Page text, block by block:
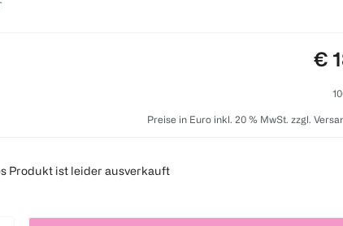
€
Preise in Euro inkl. 20 % MwSt. zzgl.
Produkt ist leider ausverkauft